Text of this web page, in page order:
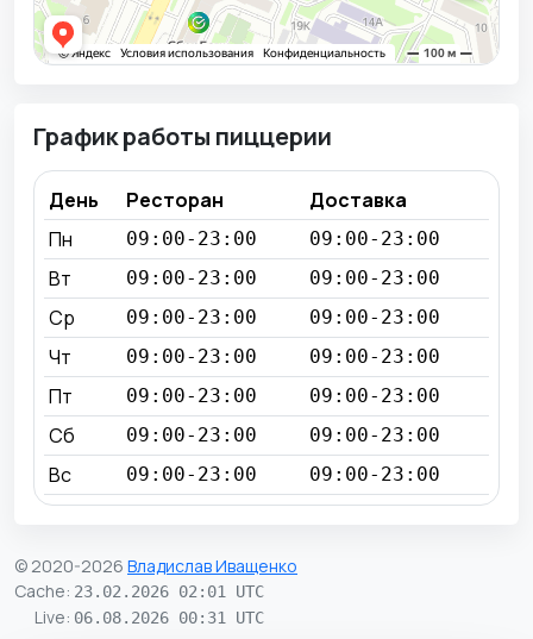
График работы пиццерии
День Ресторан
Доставка
Пн
09:00-23:00 09:00-23:00
Вт 09:00-23:00 09:00-23:00
Ср 09:00-23:00 09:00-23:00
Чт 09:00-23:00 09:00-23:00
Пт 09:00-23:00 09:00-23:00
Сб 09:00-23:00 09:00-23:00
Вс 09:00-23:00 09:00-23:00
© 2020-2026 Владислав Иващенко
Cache: 23.02.2026 02:01 UTC
Live: 06.08.2026 00:31 UTC